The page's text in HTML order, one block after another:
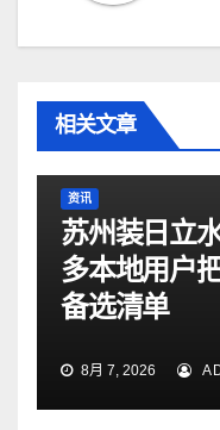
相关文章
资讯
苏州装日立
多本地用户
备选清单
8月 7, 2026